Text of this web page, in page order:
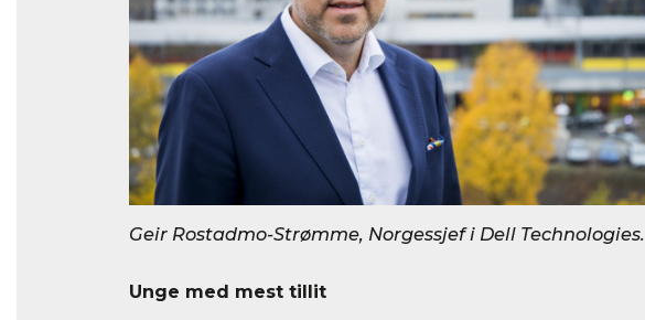
Geir Rostadmo-Strømme, Norgessjef i Dell Technologies.
Unge med mest tillit